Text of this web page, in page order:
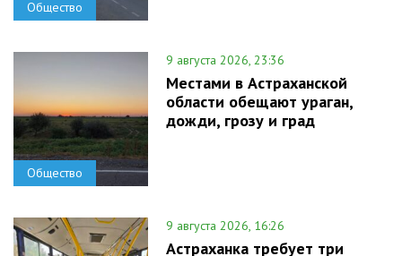
Общество
Общество
9 августа 2026, 23:36
Местами в Астраханской
области обещают ураган,
дожди, грозу и град
9 августа 2026, 16:26
Астраханка требует три